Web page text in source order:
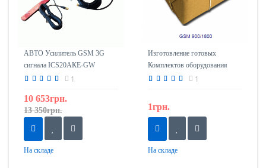
АВТО Усилитель GSM 3G
сигнала ICS20АКЕ-GW
(репитер) 900/2100mHz
1
10 653грн.
13 350грн.
На складе
Изготовление готовых
Комплектов оборудования
Усиления GSM 3G 4G сигнала
1
1грн.
На складе